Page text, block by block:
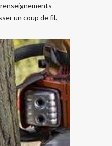
un coup de fil.